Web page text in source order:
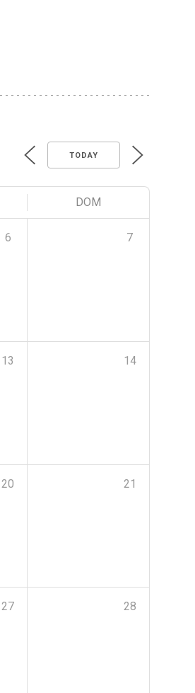
TODAY
DOM
6 7
13 14
20 21
27 28